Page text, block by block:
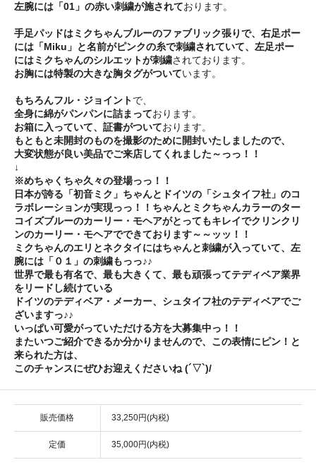
左腕には「01」の赤い刺繍が施されております。
手足パッドはミクちゃんブルーのファブリック張りで、右足ポー
には「Miku」と名前がピンクの糸で刺繍されていて、左足ポー
にはミクちゃんのシルエットが刺繍されております。
お胸には特製の大きな胸タグがついています。
もちろんフル・ジョイントで、
全身に綿がパンパンに詰まっております。
お箱に入っていて、証書がついております。
もともと未開封のものを撮影のために開封いたしましたので、
大変状態が良い美品でご来店してくれました～っっ！！
↓
※めちゃくちゃ久々の登場っっ！！
日本が誇る「初音ミク」ちゃんとドイツの「シュタイフ社」のコ
ラボレーションが実現っっ！！ちゃんとミクちゃんカラーのター
コイズブルーのカーリー・モヘアがとってもキレイでクリンクリ
ンのカーリー・モヘアでできております～～ッッ！！
ミクちゃんのエリとネクタイにはちゃんと刺繍が入っていて、左
腕には「０１」の刺繍もっっ♪♪
世界で最も有名で、最も大きくて、最も頑張ってテディベア業界
をリードし続けている
ドイツのテディベア・メーカー、シュタイフ社のテディベアでご
ざいますっ♪♪
いっぱい可愛がっていただける方を大募集中っ！！
またいつご紹介できるか分かりませんので、この表情にピン！と
来られた方は、
このチャンスにぜひお迎えくださいね (´▽`)/
販売価格 33,250円(内税)
定価 35,000円(内税)